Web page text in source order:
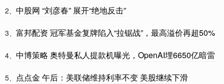
2、 中股网 “刘彦春” 展开“绝地反击”
3、 富邦配资 冠军基金复牌陷入“拉锯战”，最高溢价再超50%
4、 中博策略 奥特曼私人提款机曝光，OpenAI埋6650亿暗雷
5、 点点金 午后：美联储维持利率不变 美股继续下滑